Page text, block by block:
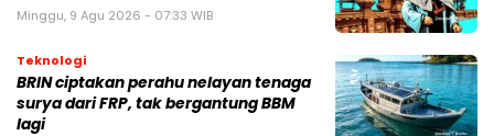
Minggu, 9 Agu 2026 - 07:33 WIB
Teknologi
BRIN ciptakan perahu nelayan tenaga
surya dari FRP, tak bergantung BBM
lagi